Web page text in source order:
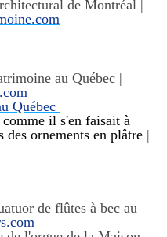
de Montréal |
au Québec |
Québec
il s'en faisait à
des ornements en plâtre |
de flûtes à bec au